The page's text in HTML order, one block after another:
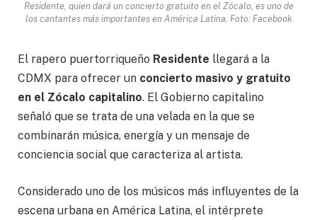
Residente, quien dará un concierto gratuito en el Zócalo, es uno de
los cantantes más importantes en América Latina. Foto: Facebook
El rapero puertorriqueño Residente llegará a la
CDMX para ofrecer un concierto masivo y gratuito
en el Zócalo capitalino. El Gobierno capitalino
señaló que se trata de una velada en la que se
combinarán música, energía y un mensaje de
conciencia social que caracteriza al artista.
Considerado uno de los músicos más influyentes de la
escena urbana en América Latina, el intérprete